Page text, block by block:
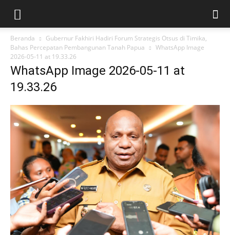
Beranda
Gubernur Fakhiri Hadiri Forum Strategis Otsus di Timika,
Bahas Percepatan Pembangunan Tanah Papua
WhatsApp Image
2026-05-11 at 19.33.26
WhatsApp Image 2026-05-11 at
19.33.26